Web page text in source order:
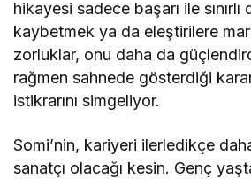
hikayesi sadece başarı ile
kaybetmek ya da eleştirilere
zorluklar, onu daha da
rağmen sahnede gösterdiği
istikrarını simgeliyor.
Somi’nin, kariyeri ilerledikçe
sanatçı olacağı kesin. Genç